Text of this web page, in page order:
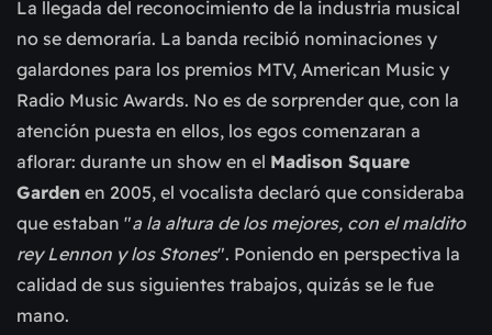
La llegada del reconocimiento de la industria musical
no se demoraría. La banda recibió nominaciones y
galardones para los premios MTV, American Music y
Radio Music Awards. No es de sorprender que, con la
atención puesta en ellos, los egos comenzaran a
aflorar: durante un show en el Madison Square
Garden en 2005, el vocalista declaró que consideraba
que estaban "a la altura de los mejores, con el maldito
rey Lennon y los Stones". Poniendo en perspectiva la
calidad de sus siguientes trabajos, quizás se le fue
mano.